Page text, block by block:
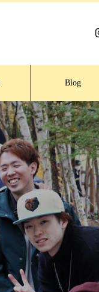
Blog